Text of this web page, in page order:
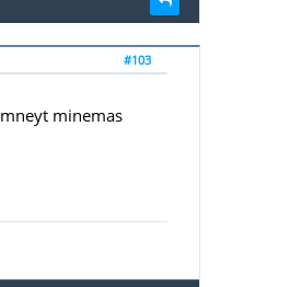
#103
minemas